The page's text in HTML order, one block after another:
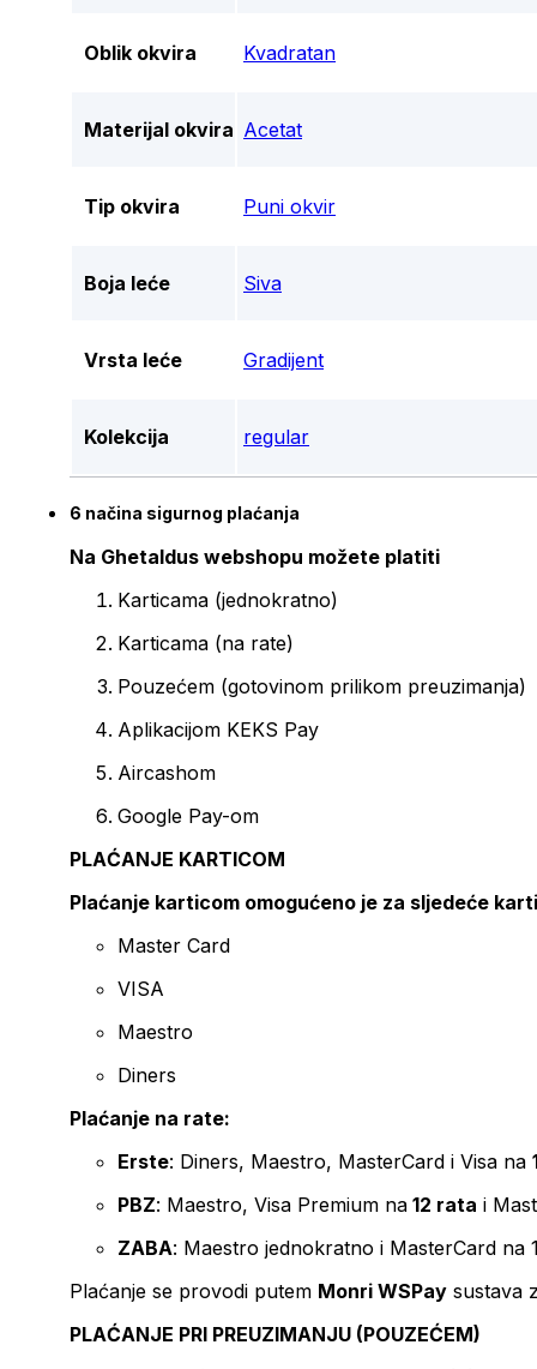
Oblik okvira Kvadratan
Materijal okvira Acetat
Tip okvira Puni okvir
Boja leće Siva
Vrsta leće Gradijent
Kolekcija regular
6 načina sigurnog plaćanja
Na Ghetaldus webshopu možete platiti
Karticama (jednokratno)
Karticama (na rate)
Pouzećem (gotovinom prilikom preuzimanja)
Aplikacijom KEKS Pay
Aircashom
Google Pay-om
PLAĆANJE KARTICOM
Plaćanje karticom omogućeno je za sljedeće
Master Card
VISA
Maestro
Diners
Plaćanje na rate:
Erste: Diners, Maestro, MasterCard i Visa na
PBZ: Maestro, Visa Premium na 12 rata i
ZABA: Maestro jednokratno i MasterCard na
Plaćanje se provodi putem Monri WSPay sustava
PLAĆANJE PRI PREUZIMANJU (POUZEĆEM)